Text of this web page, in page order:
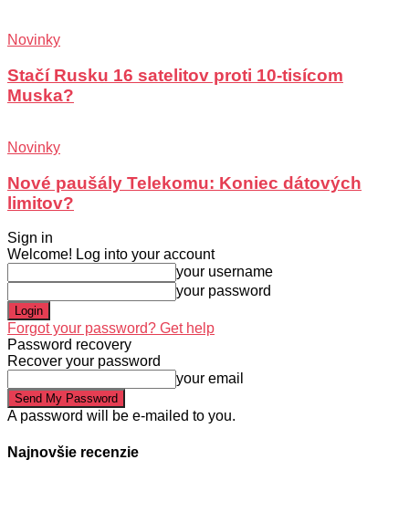
Novinky
Stačí Rusku 16 satelitov proti 10-tisícom
Muska?
Novinky
Nové paušály Telekomu: Koniec dátových
limitov?
Sign in
Welcome! Log into your account
your username
your password
Forgot your password? Get help
Password recovery
Recover your password
your email
A password will be e-mailed to you.
Najnovšie recenzie